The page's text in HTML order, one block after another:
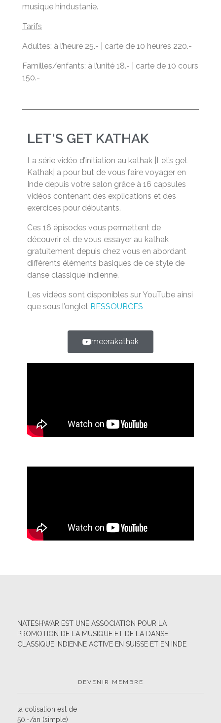
musique hindustanie.
Tarifs
Adultes: à l’heure 25.- | carte de 10 heures 220.-
Familles/enfants: à l’unité 18.- | carte de 10 cours
150.-
LET'S GET KATHAK
La série vidéo d’initiation au kathak |Let’s get
Kathak| a pour but de vous faire voyager en
Inde depuis votre salon grâce à 16 capsules
vidéos contenant des explications et des
exercices pour débutants.
Ces 16 épisodes vous permettent de
découvrir et de vous essayer au kathak
gratuitement depuis chez vous en abordant
différents éléments basiques de ce style de
danse classique indienne.
Les vidéos sont disponibles sur YouTube ainsi
que sous l’onglet RESSOURCES
meerakathak
NATESHWAR EST UNE ASSOCIATION POUR LA
PROMOTION DE LA MUSIQUE ET DE LA DANSE
CLASSIQUE INDIENNE ACTIVE EN SUISSE ET EN INDE
DEVENIR MEMBRE
la cotisation est de
50.-/an (simple)